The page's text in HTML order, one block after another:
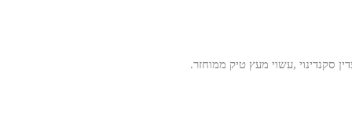
סקנדינוי ,עשוי מעץ טיק ממוחזר.